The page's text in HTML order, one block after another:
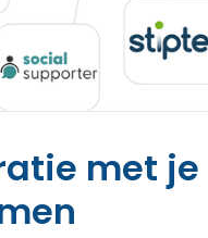
met je